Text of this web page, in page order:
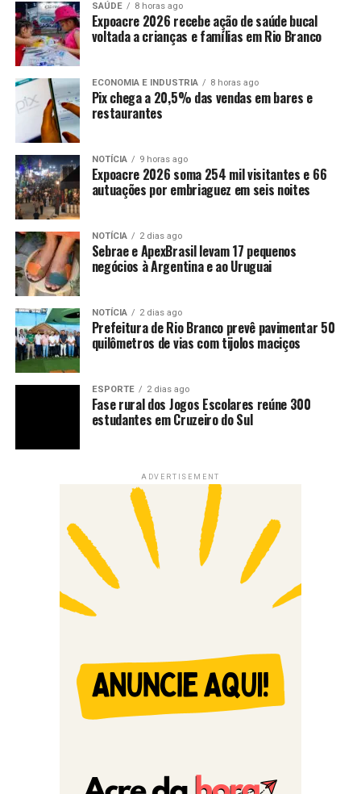
SAÚDE 8 horas ago
Expoacre 2026 recebe ação de saúde bucal
voltada a crianças e famílias em Rio Branco
ECONOMIA E INDUSTRIA 8 horas ago
Pix chega a 20,5% das vendas em bares e
restaurantes
NOTÍCIA 9 horas ago
Expoacre 2026 soma 254 mil visitantes e 66
autuações por embriaguez em seis noites
NOTÍCIA 2 dias ago
Sebrae e ApexBrasil levam 17 pequenos
negócios à Argentina e ao Uruguai
NOTÍCIA 2 dias ago
Prefeitura de Rio Branco prevê pavimentar 50
quilômetros de vias com tijolos maciços
ESPORTE 2 dias ago
Fase rural dos Jogos Escolares reúne 300
estudantes em Cruzeiro do Sul
ADVERTISEMENT